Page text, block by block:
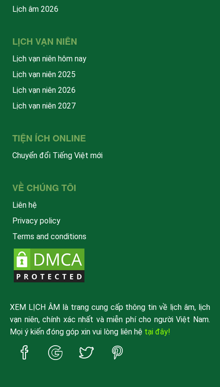
Lịch âm 2026
LỊCH VẠN NIÊN
Lịch vạn niên hôm nay
Lịch vạn niên 2025
Lịch vạn niên 2026
Lịch vạn niên 2027
TIỆN ÍCH ONLINE
Chuyển đổi Tiếng Việt mới
VỀ CHÚNG TÔI
Liên hệ
Privacy policy
Terms and conditions
XEM LỊCH ÂM là trang cung cấp thông tin về lịch âm, lịch
vạn niên, chính xác nhất và miễn phí cho người Việt Nam.
Mọi ý kiến đóng góp xin vui lòng liên hệ tại đây!
Trang
Facebook
Trang
Google
Trang
Twitter
Trang
Pinterest